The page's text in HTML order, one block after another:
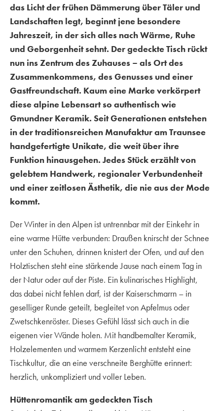
das Licht der frühen Dämmerung über Täler und
Landschaften legt, beginnt jene besondere
Jahreszeit, in der sich alles nach Wärme, Ruhe
und Geborgenheit sehnt. Der gedeckte Tisch rückt
nun ins Zentrum des Zuhauses – als Ort des
Zusammenkommens, des Genusses und einer
Gastfreundschaft. Kaum eine Marke verkörpert
diese alpine Lebensart so authentisch wie
Gmundner Keramik. Seit Generationen entstehen
in der traditionsreichen Manufaktur am Traunsee
handgefertigte Unikate, die weit über ihre
Funktion hinausgehen. Jedes Stück erzählt von
gelebtem Handwerk, regionaler Verbundenheit
und einer zeitlosen Ästhetik, die nie aus der Mode
kommt.
Der Winter in den Alpen ist untrennbar mit der Einkehr in
eine warme Hütte verbunden: Draußen knirscht der Schnee
unter den Schuhen, drinnen knistert der Ofen, und auf den
Holztischen steht eine stärkende Jause nach einem Tag in
der Natur oder auf der Piste. Ein kulinarisches Highlight,
das dabei nicht fehlen darf, ist der Kaiserschmarrn – in
geselliger Runde geteilt, begleitet von Apfelmus oder
Zwetschkenröster. Dieses Gefühl lässt sich auch in die
eigenen vier Wände holen. Mit handbemalter Keramik,
Holzelementen und warmem Kerzenlicht entsteht eine
Tischkultur, die an eine verschneite Berghütte erinnert:
herzlich, unkompliziert und voller Leben.
Hüttenromantik am gedeckten Tisch